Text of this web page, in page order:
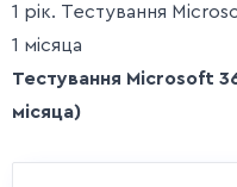
1 рік. Тестування
1 місяца
Тестування Microsoft
місяца)